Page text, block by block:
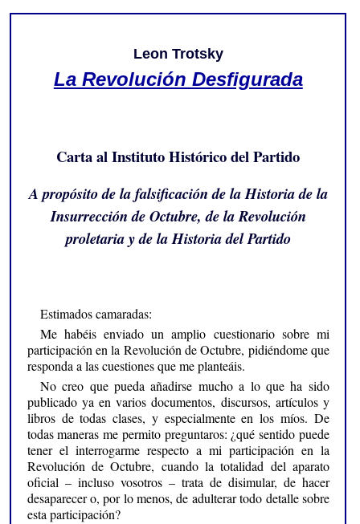
Leon Trotsky
La Revolución Desfigurada
Carta al Instituto Histórico del Partido
A propósito de la falsificación de la Historia de la
Insurrección de Octubre, de la Revolución
proletaria y de la Historia del Partido
Estimados camaradas:
Me habéis enviado un amplio cuestionario sobre mi
participación en la Revolución de Octubre, pidiéndome que
responda a las cuestiones que me planteáis.
No creo que pueda añadirse mucho a lo que ha sido
publicado ya en varios documentos, discursos, artículos y
libros de todas clases, y especialmente en los míos. De
todas maneras me permito preguntaros: ¿qué sentido puede
tener el interrogarme respecto a mi participación en la
Revolución de Octubre, cuando la totalidad del aparato
oficial – incluso vosotros – trata de disimular, de hacer
desaparecer o, por lo menos, de adulterar todo detalle sobre
esta participación?